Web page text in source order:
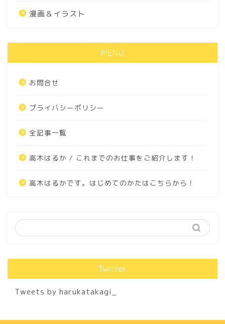
漫画＆イラスト
MENU
お問合せ
プライバシーポリシー
全記事一覧
高木はるか / これまでのお仕事をご紹介します！
高木はるかです。はじめてのかたはこちらから！
Twitter
Tweets by harukatakagi_